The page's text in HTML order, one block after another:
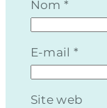
Nom*
E-mail *
Site web